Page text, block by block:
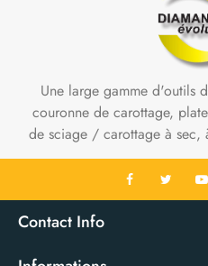
Une large gamme d'outils
couronne de carottage,
de sciage / carottage à
Contact Info